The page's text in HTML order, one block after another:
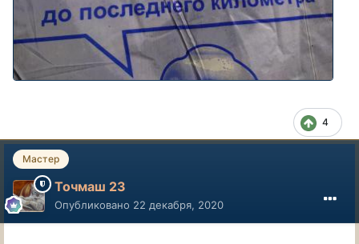
4
Мастер
Точмаш 23
Опубликовано 22 декабря, 2020